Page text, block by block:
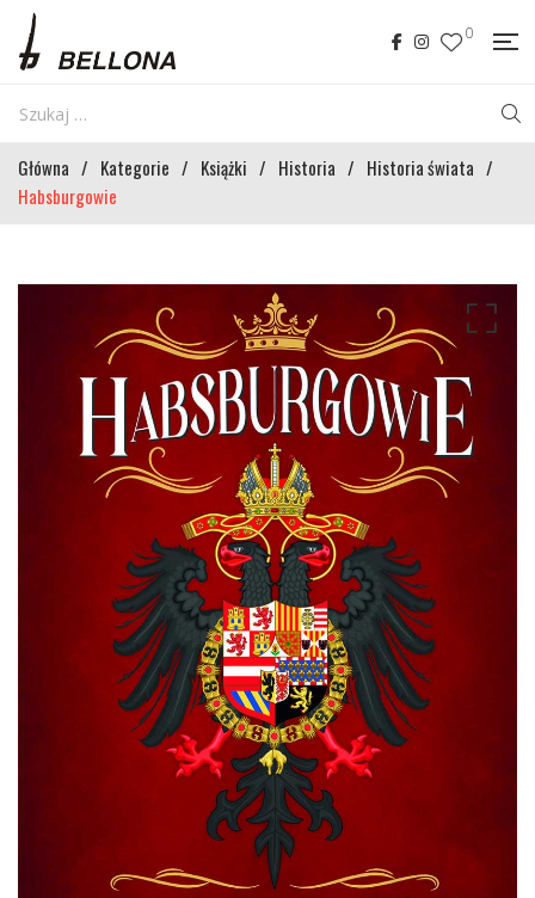
0
Główna / Kategorie / Książki / Historia / Historia świata /
Habsburgowie